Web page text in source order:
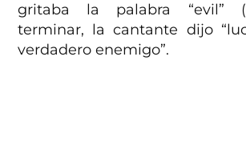
gritaba la palabra “evil”
terminar, la cantante dijo
verdadero enemigo”.